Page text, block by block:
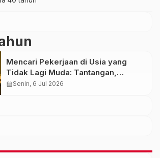
Mencari Pekerjaan di Usia yang
Tidak Lagi Muda: Tantangan,
Penyebab, dan Cara Meningkatkan
calendar_monthSenin, 6 Jul 2026